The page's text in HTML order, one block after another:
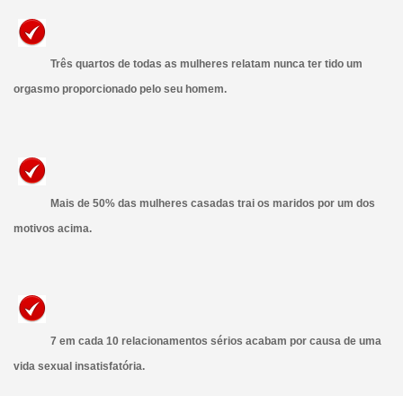
Três quartos de todas as mulheres relatam nunca ter tido um
orgasmo proporcionado pelo seu homem.
Mais de 50% das mulheres casadas trai os maridos por um dos
motivos acima.
7 em cada 10 relacionamentos sérios acabam por causa de uma
vida sexual insatisfatória.